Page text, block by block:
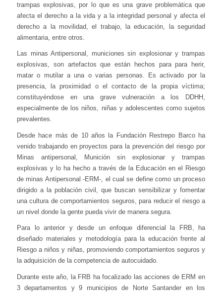
trampas explosivas, por lo que es una grave problemática que
afecta el derecho a la vida y a la integridad personal y afecta el
derecho a la movilidad, el trabajo, la educación, la seguridad
alimentaria, entre otros.
Las minas Antipersonal, municiones sin explosionar y trampas
explosivas, son artefactos que están hechos para para herir,
matar o mutilar a una o varias personas. Es activado por la
presencia, la proximidad o el contacto de la propia víctima;
constituyéndose en una grave vulneración a los DDHH,
especialmente de los niños, niñas y adolescentes como sujetos
prevalentes.
Desde hace más de 10 años la Fundación Restrepo Barco ha
venido trabajando en proyectos para la prevención del riesgo por
Minas antipersonal, Munición sin explosionar y trampas
explosivas y lo ha hecho a través de la Educación en el Riesgo
de minas Antipersonal -ERM-, el cual se define como un proceso
dirigido a la población civil, que buscan sensibilizar y fomentar
una cultura de comportamientos seguros, para reducir el riesgo a
un nivel donde la gente pueda vivir de manera segura.
Para lo anterior y desde un enfoque diferencial la FRB, ha
diseñado materiales y metodología para la educación frente al
Riesgo a niños y niñas, promoviendo comportamientos seguros y
la adquisición de la competencia de autocuidado.
Durante este año, la FRB ha focalizado las acciones de ERM en
3 departamentos y 9 municipios de Norte Santander en los